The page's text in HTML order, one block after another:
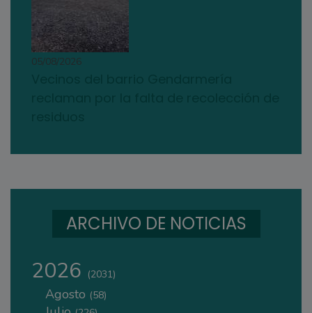
05/08/2026
ARCHIVO DE NOTICIAS
2026 (2031)
Agosto (58)